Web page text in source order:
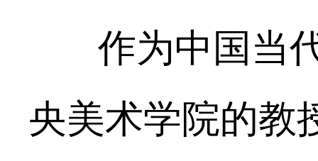
作为中国当代
央美术学院的教